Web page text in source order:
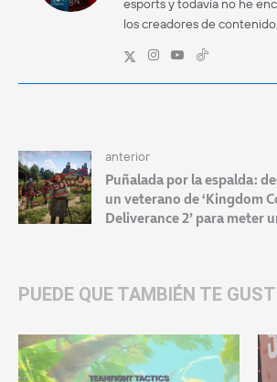
esports y todavía no he
los creadores de
anterior
Puñalada por la espalda:
un veterano de ‘Kingdom
Deliverance 2’ para meter
PUEDE QUE TAMBIÉN TE